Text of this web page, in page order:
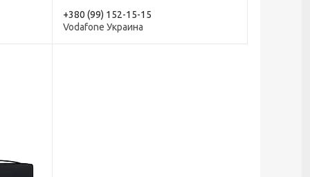
+380 (99) 152-15-15
Vodafone Украина